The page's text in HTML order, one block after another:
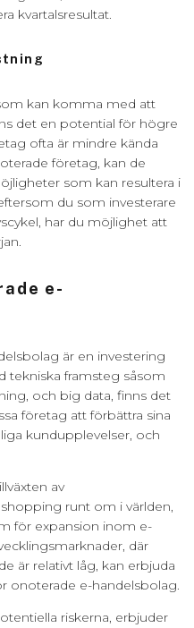
kvartalsresultat.
kan komma med att
det en potential för högre
ofta är mindre kända
företag, kan de
som kan resultera i
du som investerare
har du möjlighet att
e-
är en investering
tekniska framsteg såsom
och big data, finns det
företag att förbättra sina
kundupplevelser, och
av
runt om i världen,
för expansion inom e-
där
är relativt låg, kan erbjuda
onoterade e-handelsbolag.
riskerna, erbjuder